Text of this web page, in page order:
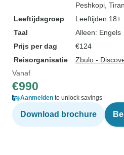
Peshkopi ,
Leeftijdsgroep
Leeftijden 18+
Taal
Alleen: Engels
Prijs per dag
€124
Reisorganisatie
Zbulo -
Vanaf
€990
Aanmelden to unlock savings
Download brochure